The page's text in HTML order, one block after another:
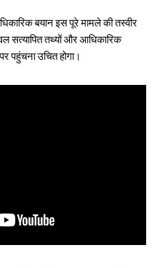
बयान इस पूरे मामले की तस्वीर
तथ्यों और आधिकारिक
पहुंचना उचित होगा।